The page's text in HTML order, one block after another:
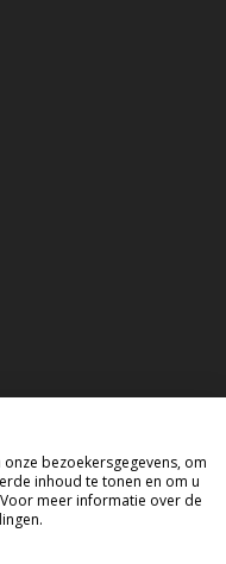
bezoekersgegevens, om
inhoud te tonen en om u
meer informatie over de